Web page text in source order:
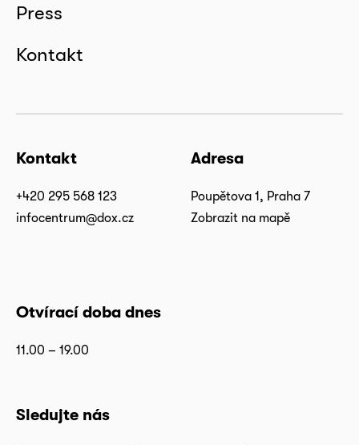
Press
Kontakt
Kontakt
+420 295 568 123
infocentrum@dox.cz
Adresa
Poupětova 1, Praha 7
Zobrazit na mapě
Otvírací doba dnes
11.00 – 19.00
Sledujte nás